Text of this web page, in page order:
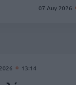
07 Αυγ 2026
13:14